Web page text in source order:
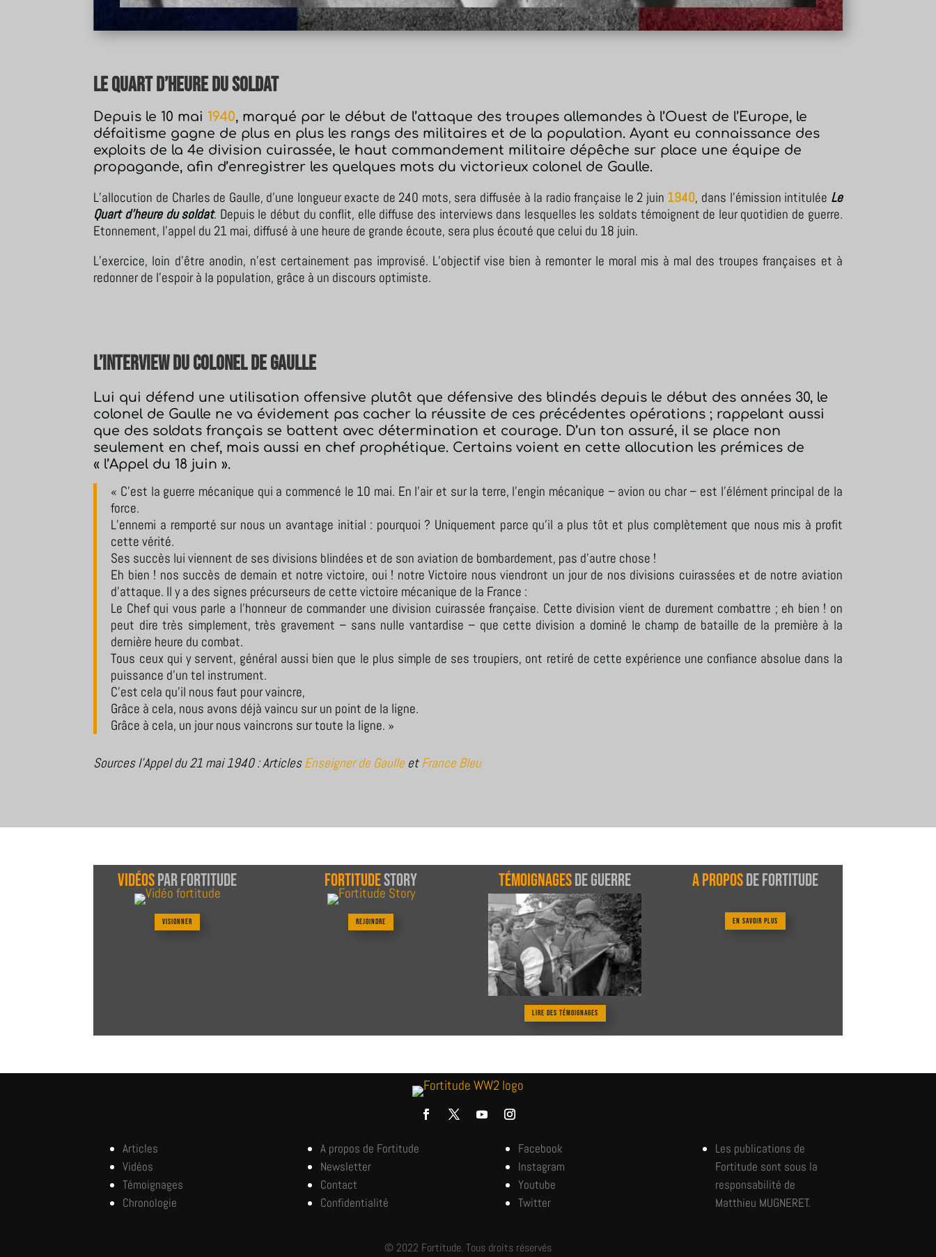
Le Quart d’heure du soldat
Depuis le 10 mai1940, marqué par le début de l’attaque des troupes allemandes à l’Ouest de l’Europe, le
défaitisme gagne de plus en plus les rangs des militaires et de la population. Ayant eu connaissance des
exploits de la 4e division cuirassée, le haut commandement militaire dépêche sur place une équipe de
propagande, afin d’enregistrer les quelques mots du victorieux colonel de Gaulle.
L’allocution de Charles de Gaulle, d’une longueur exacte de 240 mots, sera diffusée à la radio française le 2 juin 1940, dans l’émission intitulée Le
Quart d’heure du soldat. Depuis le début du conflit, elle diffuse des interviews dans lesquelles les soldats témoignent de leur quotidien de guerre.
Etonnement, l’appel du 21 mai, diffusé à une heure de grande écoute, sera plus écouté que celui du 18 juin.
L’exercice, loin d’être anodin, n’est certainement pas improvisé. L’objectif vise bien à remonter le moral mis à mal des troupes françaises et à
redonner de l’espoir à la population, grâce à un discours optimiste.
L’interview du colonel de Gaulle
Lui qui défend une utilisation offensive plutôt que défensive des blindés depuis le début des années 30, le
colonel de Gaulle ne va évidement pas cacher la réussite de ces précédentes opérations ; rappelant aussi
que des soldats français se battent avec détermination et courage. D’un ton assuré, il se place non
seulement en chef, mais aussi en chef prophétique. Certains voient en cette allocution les prémices de
« l’Appel du 18 juin ».
« C’est la guerre mécanique qui a commencé le 10 mai. En l’air et sur la terre, l’engin mécanique – avion ou char – est l’élément principal de la
force.
L’ennemi a remporté sur nous un avantage initial : pourquoi ? Uniquement parce qu’il a plus tôt et plus complètement que nous mis à profit
cette vérité.
Ses succès lui viennent de ses divisions blindées et de son aviation de bombardement, pas d’autre chose !
Eh bien ! nos succès de demain et notre victoire, oui ! notre Victoire nous viendront un jour de nos divisions cuirassées et de notre aviation
d’attaque. Il y a des signes précurseurs de cette victoire mécanique de la France :
Le Chef qui vous parle a l’honneur de commander une division cuirassée française. Cette division vient de durement combattre ; eh bien ! on
peut dire très simplement, très gravement – sans nulle vantardise – que cette division a dominé le champ de bataille de la première à la
dernière heure du combat.
Tous ceux qui y servent, général aussi bien que le plus simple de ses troupiers, ont retiré de cette expérience une confiance absolue dans la
puissance d’un tel instrument.
C’est cela qu’il nous faut pour vaincre,
Grâce à cela, nous avons déjà vaincu sur un point de la ligne.
Grâce à cela, un jour nous vaincrons sur toute la ligne. »
Sources l’Appel du 21 mai 1940 : ArticlesEnseigner de GaulleetFrance Bleu
Vidéospar Fortitude
Visionner
FortitudeStory
Rejoindre
Témoignagesde guerre
Lire des témoignages
A proposde Fortitude
En savoir plus
Articles
Vidéos
Témoignages
Chronologie
A propos de Fortitude
Newsletter
Contact
Confidentialité
Facebook
Instagram
Youtube
Twitter
Les publications de
Fortitude sont sous la
responsabilité de
Matthieu MUGNERET.
© 2022 Fortitude. Tous droits réservés